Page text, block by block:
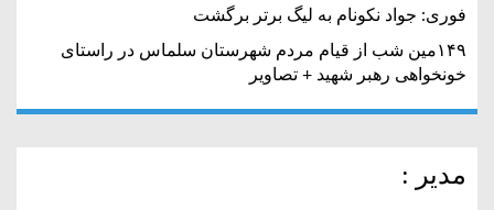
فوری: جواد نکونام به لیگ برتر برگشت
۱۴۹مین شب از قیام مردم شهرستان سلماس در راستای
خونخواهی رهبر شهید + تصاویر
مدیر :